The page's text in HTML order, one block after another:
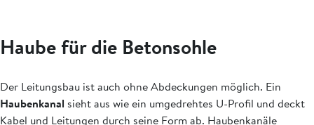
Haube für die Betonsohle
Der Leitungsbau ist auch ohne Abdeckungen möglich. Ein
Haubenkanal sieht aus wie ein umgedrehtes U-Profil und deckt
Kabel und Leitungen durch seine Form ab. Haubenkanäle